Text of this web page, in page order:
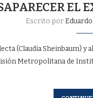
EL
Escrito por
(Claudia Sheinbaum)
Metropolitana de